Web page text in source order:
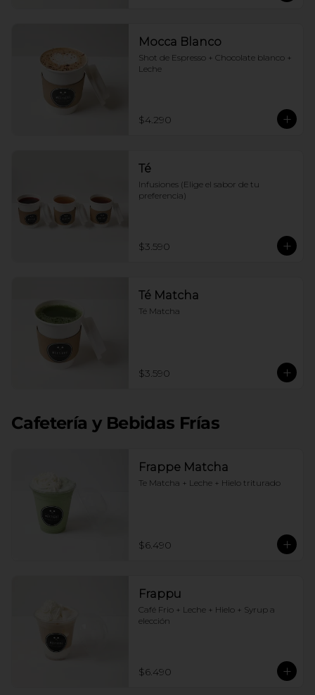
Mocca Blanco
Shot de Espresso + Chocolate blanco +
Leche
$4.290
Té
Infusiones (Elige el sabor de tu
preferencia)
$3.590
Té Matcha
Té Matcha
$3.590
Cafetería y Bebidas Frías
Frappe Matcha
Te Matcha + Leche + Hielo triturado
$6.490
Frappu
Café Frio + Leche + Hielo + Syrup a
elección
$6.490